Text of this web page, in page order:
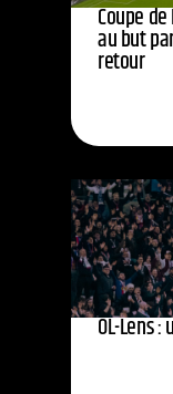
Coupe
au but
retour
OL-Lens